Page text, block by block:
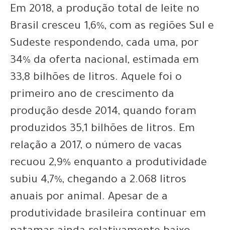
Em 2018, a produção total de leite no
Brasil cresceu 1,6%, com as regiões Sul e
Sudeste respondendo, cada uma, por
34% da oferta nacional, estimada em
33,8 bilhões de litros. Aquele foi o
primeiro ano de crescimento da
produção desde 2014, quando foram
produzidos 35,1 bilhões de litros. Em
relação a 2017, o número de vacas
recuou 2,9% enquanto a produtividade
subiu 4,7%, chegando a 2.068 litros
anuais por animal. Apesar de a
produtividade brasileira continuar em